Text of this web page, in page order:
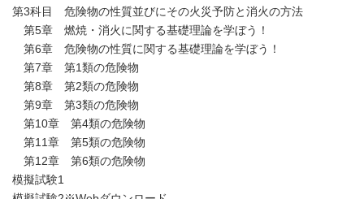
第3科目 危険物の性質並びにその火災予防と消火の方法
第5章 燃焼・消火に関する基礎理論を学ぼう！
第6章 危険物の性質に関する基礎理論を学ぼう！
第7章 第1類の危険物
第8章 第2類の危険物
第9章 第3類の危険物
第10章 第4類の危険物
第11章 第5類の危険物
第12章 第6類の危険物
模擬試験1